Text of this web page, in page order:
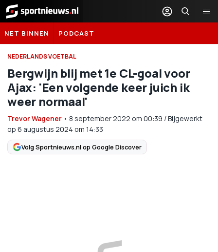
Sportnieuws.nl
NET BINNEN PODCAST
NEDERLANDS VOETBAL
Bergwijn blij met 1e CL-goal voor
Ajax: 'Een volgende keer juich ik
weer normaal'
Trevor Wagener • 8 september 2022 om 00:39 /Bijgewerkt
op 6 augustus 2024 om 14:33
Volg Sportnieuws.nl op Google Discover